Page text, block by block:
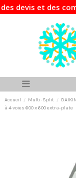
et des
Accueil Multi-Split
à 4 voies 600 x 600 extra-plate